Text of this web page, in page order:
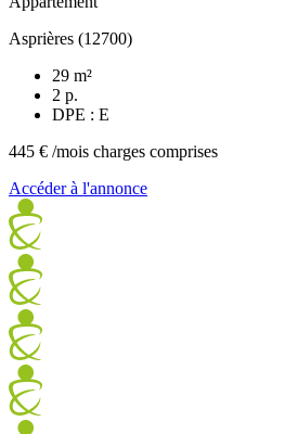
Asprières (12700)
29 m²
2 p.
DPE : E
445 € /mois charges comprises
Accéder à l'annonce